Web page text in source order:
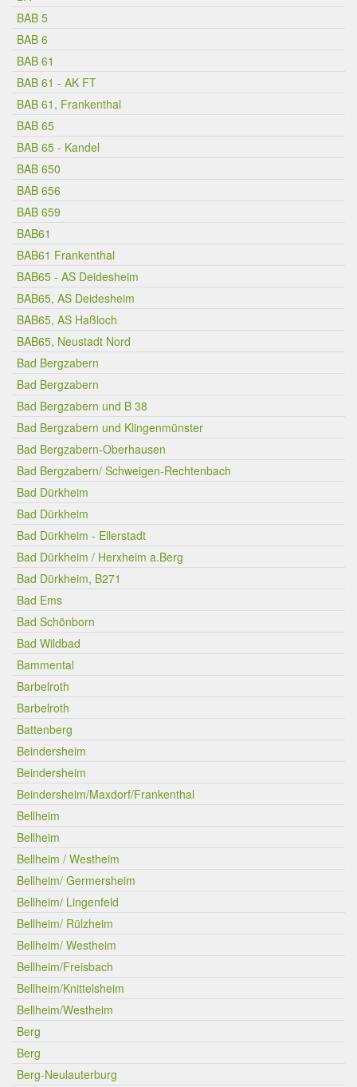
BAB 5
BAB 6
BAB 61
BAB 61 - AK FT
BAB 61, Frankenthal
BAB 65
BAB 65 - Kandel
BAB 650
BAB 656
BAB 659
BAB61
BAB61 Frankenthal
BAB65 - AS Deidesheim
BAB65, AS Deidesheim
BAB65, AS Haßloch
BAB65, Neustadt Nord
Bad Bergzabern
Bad Bergzabern
Bad Bergzabern und B 38
Bad Bergzabern und Klingenmünster
Bad Bergzabern-Oberhausen
Bad Bergzabern/ Schweigen-Rechtenbach
Bad Dürkheim
Bad Dürkheim
Bad Dürkheim - Ellerstadt
Bad Dürkheim / Herxheim a.Berg
Bad Dürkheim, B271
Bad Ems
Bad Schönborn
Bad Wildbad
Bammental
Barbelroth
Barbelroth
Battenberg
Beindersheim
Beindersheim
Beindersheim/Maxdorf/Frankenthal
Bellheim
Bellheim
Bellheim / Westheim
Bellheim/ Germersheim
Bellheim/ Lingenfeld
Bellheim/ Rülzheim
Bellheim/ Westheim
Bellheim/Freisbach
Bellheim/Knittelsheim
Bellheim/Westheim
Berg
Berg
Berg-Neulauterburg